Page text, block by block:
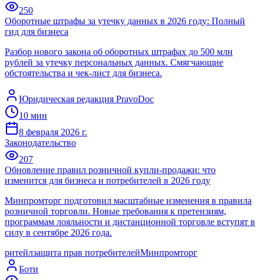
250
Оборотные штрафы за утечку данных в 2026 году: Полный
гид для бизнеса
Разбор нового закона об оборотных штрафах до 500 млн
рублей за утечку персональных данных. Смягчающие
обстоятельства и чек-лист для бизнеса.
Юридическая редакция PravoDoc
10 мин
8 февраля 2026 г.
Законодательство
207
Обновление правил розничной купли-продажи: что
изменится для бизнеса и потребителей в 2026 году
Минпромторг подготовил масштабные изменения в правила
розничной торговли. Новые требования к претензиям,
программам лояльности и дистанционной торговле вступят в
силу в сентябре 2026 года.
ритейлзащита прав потребителейМинпромторг
Боти